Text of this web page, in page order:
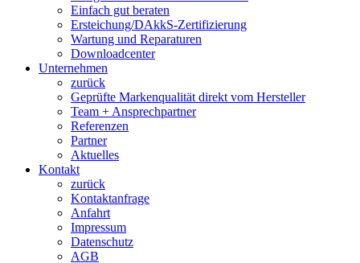
Einfach gut beraten
Ersteichung/DAkkS-Zertifizierung
Wartung und Reparaturen
Downloadcenter
Unternehmen
zurück
Geprüfte Markenqualität direkt vom Hersteller
Team + Ansprechpartner
Referenzen
Partner
Aktuelles
Kontakt
zurück
Kontaktanfrage
Anfahrt
Impressum
Datenschutz
AGB